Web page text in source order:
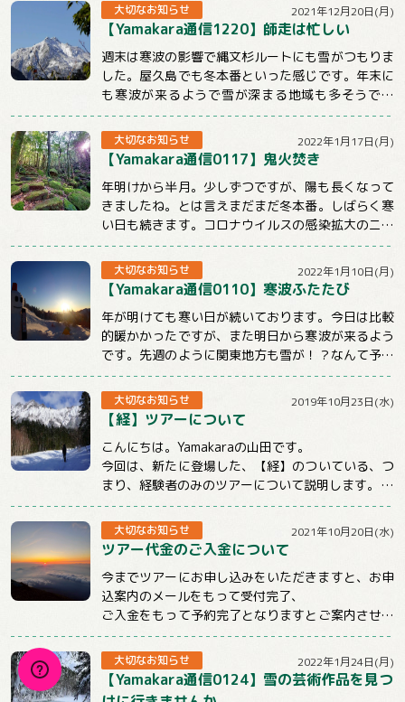
大切なお知らせ 2021年12月20日(月)
【Yamakara通信1220】師走は忙しい
週末は寒波の影響で縄文杉ルートにも雪がつもりま
した。屋久島でも冬本番といった感じです。年末に
も寒波が来るようで雪が深まる地域も多そうです
ね。今週のメルマガはnewツアーや屋久島ツアー...
大切なお知らせ 2022年1月17日(月)
【Yamakara通信0117】鬼火焚き
年明けから半月。少しずつですが、陽も長くなって
きましたね。とは言えまだまだ冬本番。しばらく寒
い日も続きます。コロナウイルスの感染拡大のニュ
ースも気になる状況ですが、体調管理と感染対策...
大切なお知らせ 2022年1月10日(月)
【Yamakara通信0110】寒波ふたたび
年が明けても寒い日が続いております。今日は比較
的暖かかったですが、また明日から寒波が来るよう
です。先週のように関東地方も雪が！？なんて予報
もチラホラでています。山に行くときもそうでな...
大切なお知らせ 2019年10月23日(水)
【経】ツアーについて
こんにちは。Yamakaraの山田です。
今回は、新たに登場した、【経】のついている、つ
まり、経験者のみのツアーについて説明します。
まず、この【経】のついているツアーは雪山のみ...
大切なお知らせ 2021年10月20日(水)
ツアー代金のご入金について
今までツアーにお申し込みをいただきますと、お申
込案内のメールをもって受付完了、
ご入金をもって予約完了となりますとご案内させて
いただいておりました。
しかしお申込後、そのままご連...
大切なお知らせ 2022年1月24日(月)
【Yamakara通信0124】雪の芸術作品を見つ